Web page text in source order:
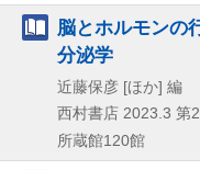
脳とホルモンの
分泌学
近藤保彦 [ほか] 編
西村書店 2023.3 第
所蔵館120館